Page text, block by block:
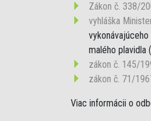
Zákon č. 338/
vyhláška
malého plavidla
zákon č. 145/
zákon č. 71/
Viac informácii o